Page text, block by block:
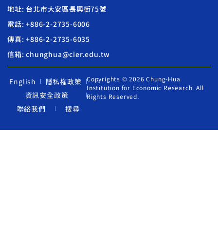
地址: 台北市大安區長興街75號
電話: +886-2-2735-6006
傳真: +886-2-2735-6035
信箱: chunghua@cier.edu.tw
English
隱私權政策
資訊安全政策
聯絡我們
搜尋
Copyrights © 2026 Chung-Hua
Institution for Economic Research. All
Rights Reserved.